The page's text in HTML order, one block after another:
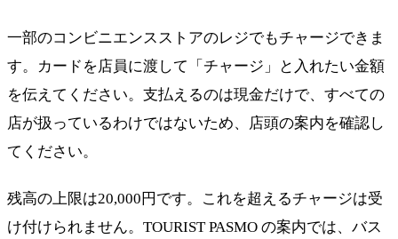
一部のコンビニエンスストアのレジでもチャージできま
す。カードを店員に渡して「チャージ」と入れたい金額
を伝えてください。支払えるのは現金だけで、すべての
店が扱っているわけではないため、店頭の案内を確認し
てください。
残高の上限は20,000円です。これを超えるチャージは受
け付けられません。TOURIST PASMO の案内では、バス